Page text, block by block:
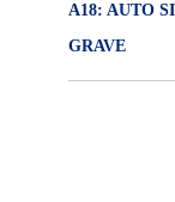
A18: AUTO
GRAVE